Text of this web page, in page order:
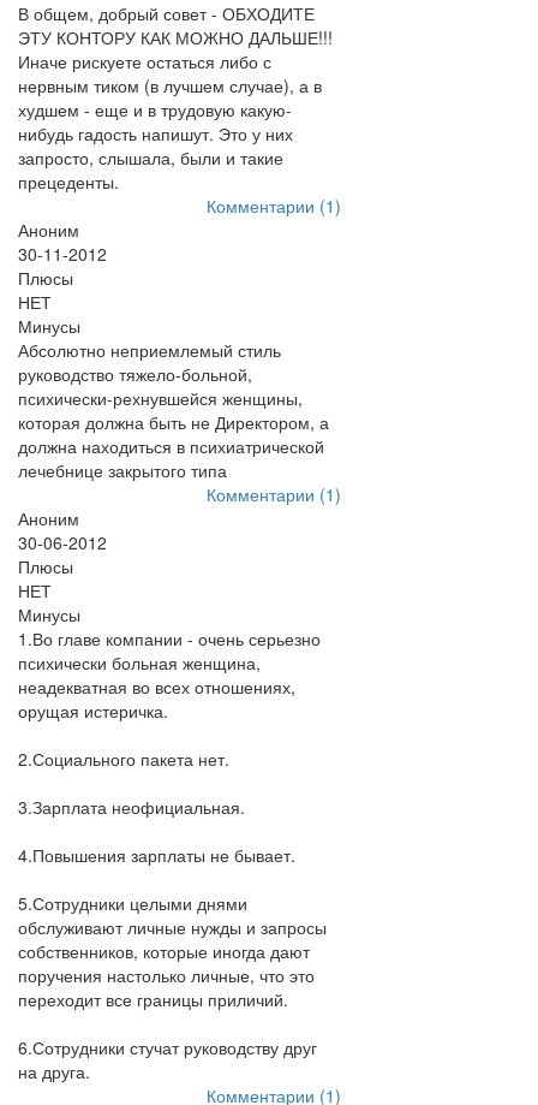
В общем, добрый совет - ОБХОДИТЕ
ЭТУ КОНТОРУ КАК МОЖНО ДАЛЬШЕ!!!
Иначе рискуете остаться либо с
нервным тиком (в лучшем случае), а в
худшем - еще и в трудовую какую-
нибудь гадость напишут. Это у них
запросто, слышала, были и такие
прецеденты.
Комментарии (1)
Аноним
30-11-2012
Плюсы
НЕТ
Минусы
Абсолютно неприемлемый стиль
руководство тяжело-больной,
психически-рехнувшейся женщины,
которая должна быть не Директором, а
должна находиться в психиатрической
лечебнице закрытого типа
Комментарии (1)
Аноним
30-06-2012
Плюсы
НЕТ
Минусы
1.Во главе компании - очень серьезно
психически больная женщина,
неадекватная во всех отношениях,
орущая истеричка.
2.Социального пакета нет.
3.Зарплата неофициальная.
4.Повышения зарплаты не бывает.
5.Сотрудники целыми днями
обслуживают личные нужды и запросы
собственников, которые иногда дают
поручения настолько личные, что это
переходит все границы приличий.
6.Сотрудники стучат руководству друг
на друга.
Комментарии (1)